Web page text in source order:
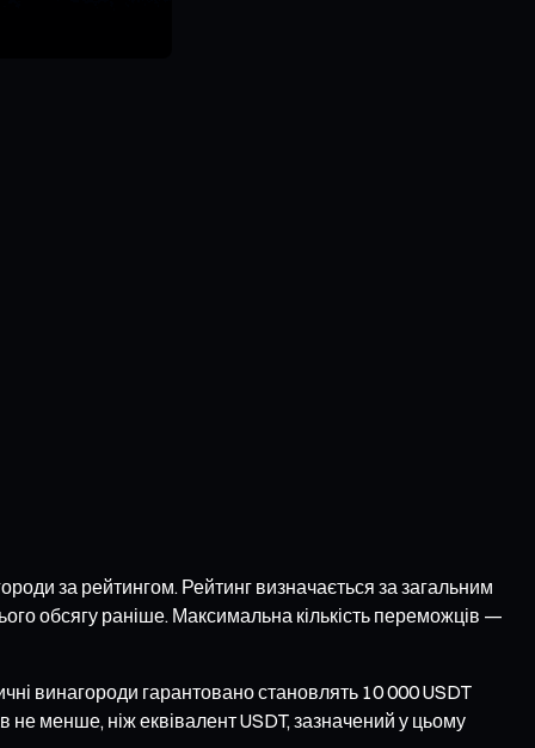
за рейтингом. Рейтинг визначається за загальним
обсягу раніше. Максимальна кількість переможців —
винагороди гарантовано становлять 10 000 USDT
менше, ніж еквівалент USDT, зазначений у цьому